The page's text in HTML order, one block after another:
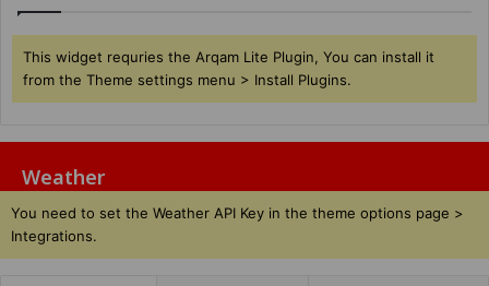
This widget requries the Arqam Lite Plugin, You can install it
from the Theme settings menu > Install Plugins.
Weather
You need to set the Weather API Key in the theme options page >
Integrations.